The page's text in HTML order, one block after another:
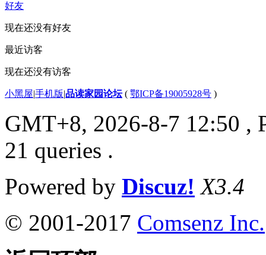
好友
现在还没有好友
最近访客
现在还没有访客
小黑屋|手机版|品读家园论坛( 鄂ICP备19005928号 )
GMT+8, 2026-8-7 12:50 ,
21 queries .
Powered by Discuz! X3.4
© 2001-2017 Comsenz Inc.